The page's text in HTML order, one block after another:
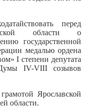
перед
области о
государственной
медалью ордена
I степени депутата
IV-VIII созывов
Ярославской
области.